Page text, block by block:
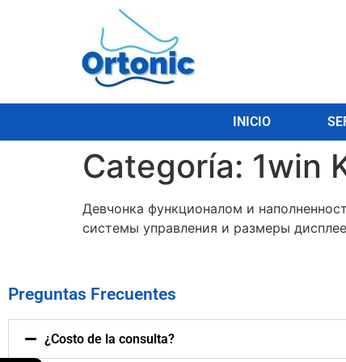
INICIO
Categoría: 1win
Девчонка функционалом и
системы управления и размеры
Preguntas Frecuentes
¿Costo de la consulta?